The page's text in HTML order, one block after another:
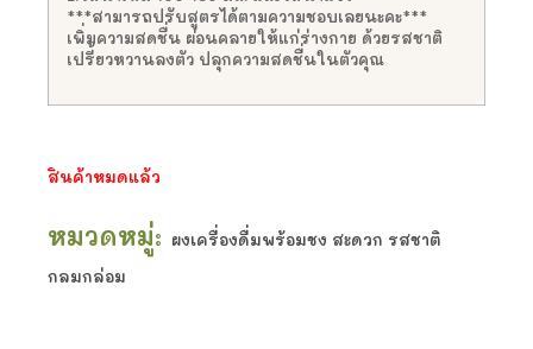
***สามารถปรับสูตรได้ตามความชอบเลยนะคะ***
เพิ่มความสดชื่น ผ่อนคลายให้แก่ร่างกาย ด้วยรสชาติ
เปรี้ยวหวานลงตัว ปลุกความสดชื่นในตัวคุณ
สินค้าหมดแล้ว
หมวดหมู่:
ผงเครื่องดื่มพร้อมชง สะดวก รสชาติ
กลมกล่อม